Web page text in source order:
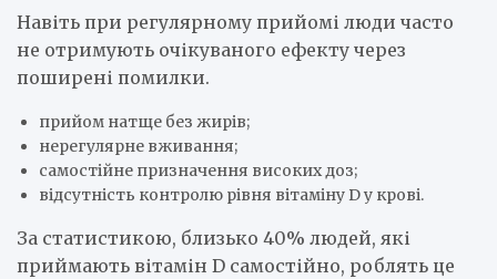
Навіть при регулярному прийомі люди часто
не отримують очікуваного ефекту через
поширені помилки.
прийом натще без жирів;
нерегулярне вживання;
самостійне призначення високих доз;
відсутність контролю рівня вітаміну D у крові.
За статистикою, близько 40% людей, які
приймають вітамін D самостійно, роблять це